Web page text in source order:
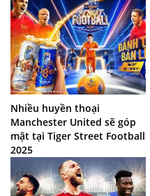
Nhiều huyền thoại
Manchester United sẽ góp
mặt tại Tiger Street Football
2025